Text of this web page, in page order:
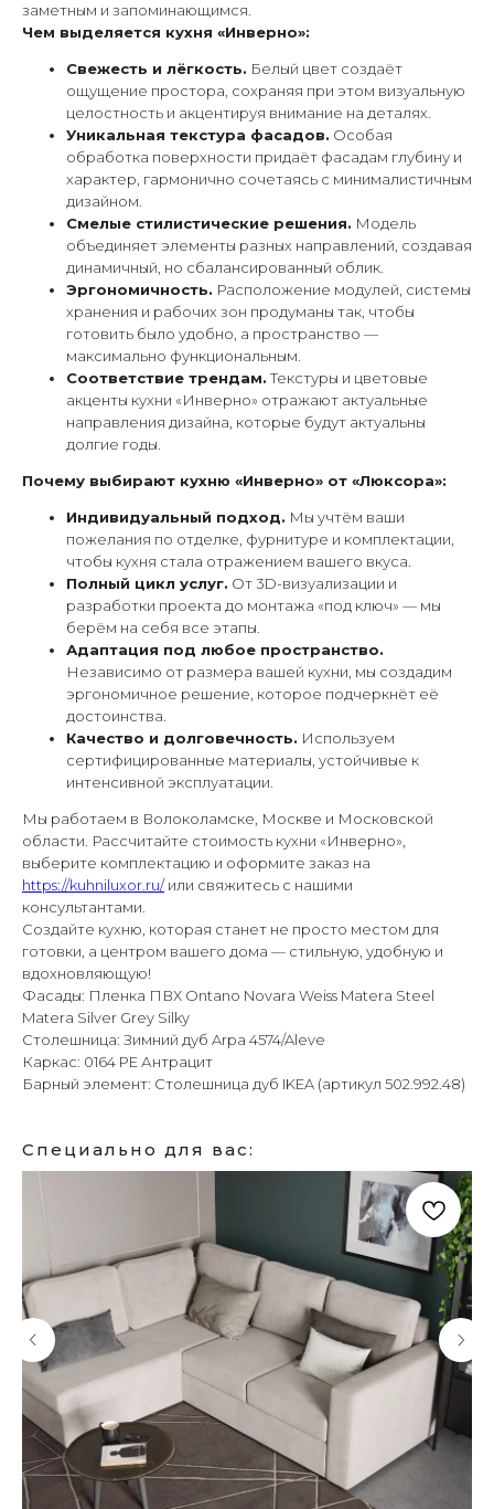
заметным и запоминающимся.
Чем выделяется кухня «Инверно»:
Свежесть и лёгкость. Белый цвет создаёт
ощущение простора, сохраняя при этом визуальную
целостность и акцентируя внимание на деталях.
Уникальная текстура фасадов. Особая
обработка поверхности придаёт фасадам глубину и
характер, гармонично сочетаясь с минималистичным
дизайном.
Смелые стилистические решения. Модель
объединяет элементы разных направлений, создавая
динамичный, но сбалансированный облик.
Эргономичность. Расположение модулей, системы
хранения и рабочих зон продуманы так, чтобы
готовить было удобно, а пространство —
максимально функциональным.
Соответствие трендам. Текстуры и цветовые
акценты кухни «Инверно» отражают актуальные
направления дизайна, которые будут актуальны
долгие годы.
Почему выбирают кухню «Инверно» от «Люксора»:
Индивидуальный подход. Мы учтём ваши
пожелания по отделке, фурнитуре и комплектации,
чтобы кухня стала отражением вашего вкуса.
Полный цикл услуг. От 3D-визуализации и
разработки проекта до монтажа «под ключ» — мы
берём на себя все этапы.
Адаптация под любое пространство.
Независимо от размера вашей кухни, мы создадим
эргономичное решение, которое подчеркнёт её
достоинства.
Качество и долговечность. Используем
сертифицированные материалы, устойчивые к
интенсивной эксплуатации.
Мы работаем в Волоколамске, Москве и Московской
области. Рассчитайте стоимость кухни «Инверно»,
выберите комплектацию и оформите заказ на
https://kuhniluxor.ru/или свяжитесь с нашими
консультантами.
Создайте кухню, которая станет не просто местом для
готовки, а центром вашего дома — стильную, удобную и
вдохновляющую!
Фасады: Пленка ПВХ Ontano Novara Weiss Matera Steel
Matera Silver Grey Silky
Столешница: Зимний дуб Arpa 4574/Aleve
Каркас: 0164 PE Антрацит
Барный элемент: Столешница дуб IKEA (артикул 502.992.48)
Специально для вас: